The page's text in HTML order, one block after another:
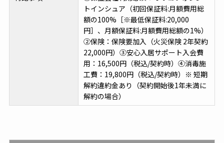
トインシュア（初回保証料:月額費用総
額の100%［※最低保証料:20,000
円］、月額保証料:月額費用総額の1%）
②保険：保険要加入（火災保険 2年契約
22,000円）③安心入居サポート入会費
用：16,500円（税込/契約時）④消毒施
工費：19,800円（税込/契約時）※ 短期
解約違約金あり（契約開始後1年未満に
解約の場合）